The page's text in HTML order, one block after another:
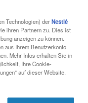
Technologien) derNestlé
ihren Partnern zu. Dies ist
anzeigen zu können.
aus Ihrem Benutzerkonto
Mehr Infos erhalten Sie in
Ihre Cookie-
auf dieser Website.